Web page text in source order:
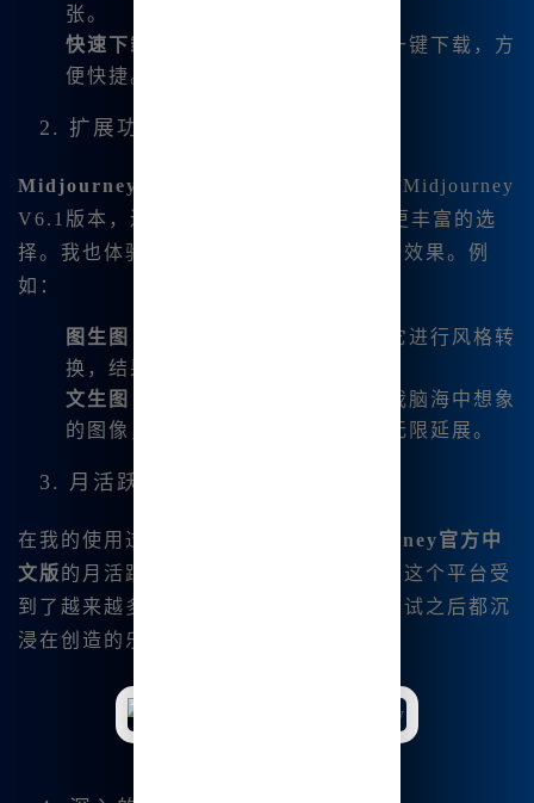
张。
快速下载
：每次生成图像后，可以一键下载，方
便快捷。
2. 扩展功能支持
Midjourney中文绘画
不仅更新了最新的Midjourney
V6.1版本，还与niji6版本相结合，带来更丰富的选
择。我也体验到了图生图和文生图的神奇效果。例
如：
图生图
：我可以上传一张照片，让它进行风格转
换，结果让我惊喜不已。
文生图
：仅用文字描述，就能生成我脑海中想象
的图像，这对我来说简直是创意的无限延展。
3. 月活跃用户分析
在我的使用过程中，我还了解到
Midjourney官方中
文版的月活跃用户数达到了数万，这说明这个平台受
到了越来越多人的青睐。许多新用户在尝试之后都沉
浸在创造的乐趣中。